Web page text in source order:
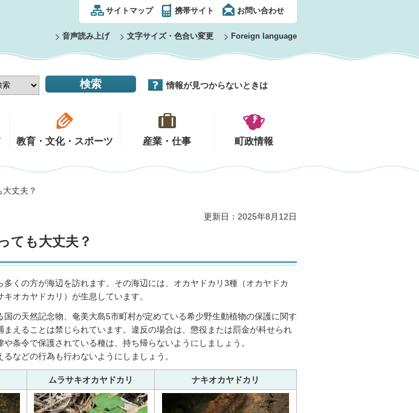
サイトマップ 携帯サイト お問い合わせ
音声読み上げ 文字サイズ・色合い変更 Foreign language
情報が見つからないときは
教育・文化・スポーツ 産業・仕事 町政情報
丈夫？
更新日：2025年8月12日
ても大丈夫？
多くの方が海辺を訪れます。その海辺には、オカヤドカリ3種（オカヤドカ
オカヤドカリ）が生息しています。
国の天然記念物、奄美大島5市町村が定めている希少野生動植物の保護に関す
まえることは禁じられています。違反の場合は、懲役または罰金が科せられ
条令で保護されている種は、持ち帰らないようにしましょう。
などの行為も行わないようにしましょう。
ムラサキオカヤドカリ ナキオカヤドカリ